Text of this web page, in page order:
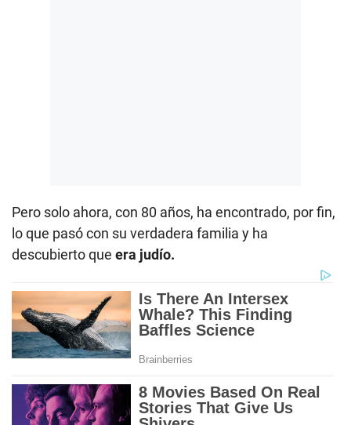
Pero solo ahora, con 80 años, ha encontrado, por fin,
lo que pasó con su verdadera familia y ha
descubierto que era judío.